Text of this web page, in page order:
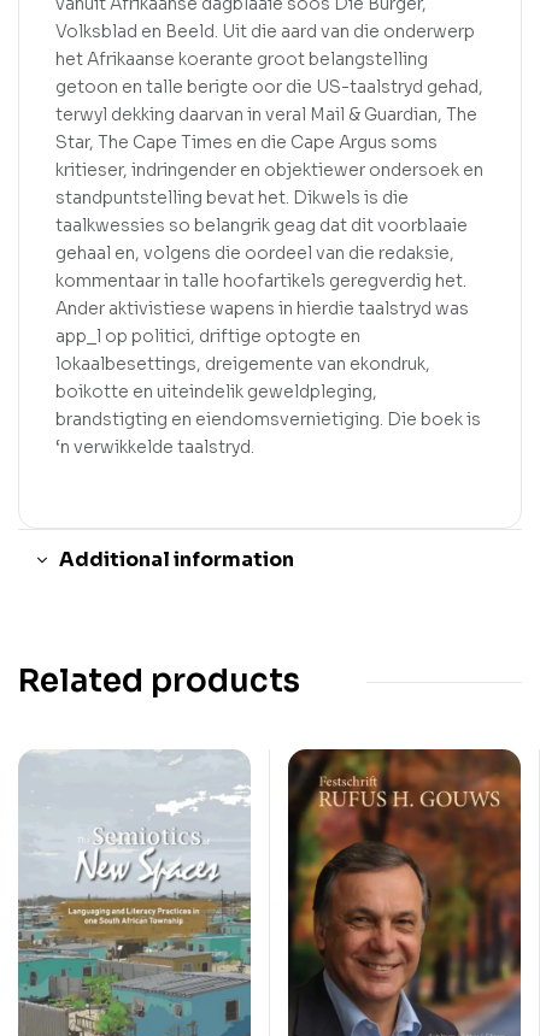
Volksblad en Beeld. Uit die aard van die onderwerp
het Afrikaanse koerante groot belangstelling
getoon en talle berigte oor die US-taalstryd gehad,
terwyl dekking daarvan in veral Mail & Guardian, The
Star, The Cape Times en die Cape Argus soms
kritieser, indringender en objektiewer ondersoek en
standpuntstelling bevat het. Dikwels is die
taalkwessies so belangrik geag dat dit voorblaaie
gehaal en, volgens die oordeel van die redaksie,
kommentaar in talle hoofartikels geregverdig het.
Ander aktivistiese wapens in hierdie taalstryd was
app_l op politici, driftige optogte en
lokaalbesettings, dreigemente van ekondruk,
boikotte en uiteindelik geweldpleging,
brandstigting en eiendomsvernietiging. Die boek is
‘n verwikkelde taalstryd.
Additional information
Related products